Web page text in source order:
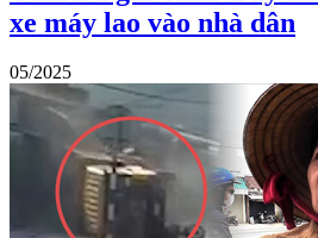
xe máy lao vào nhà dân
05/2025